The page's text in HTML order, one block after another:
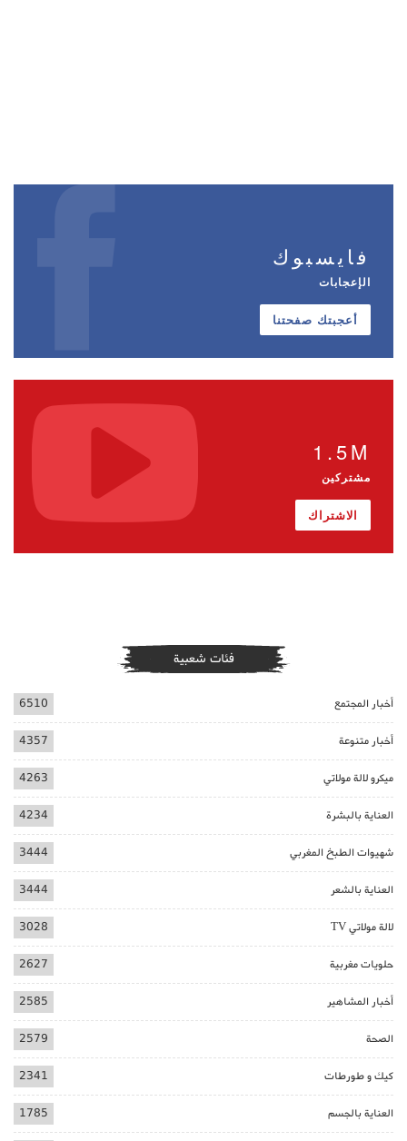
فايسبوك
الإعجابات
أعجبتك صفحتنا
1.5M
مشتركين
الاشتراك
فئات شعبية
أخبار المجتمع 6510
أخبار متنوعة 4357
ميكرو لالة مولاتي 4263
العناية بالبشرة 4234
شهيوات الطبخ المغربي 3444
العناية بالشعر 3444
لالة مولاتي TV 3028
حلويات مغربية 2627
أخبار المشاهير 2585
الصحة 2579
كيك و طورطات 2341
العناية بالجسم 1785